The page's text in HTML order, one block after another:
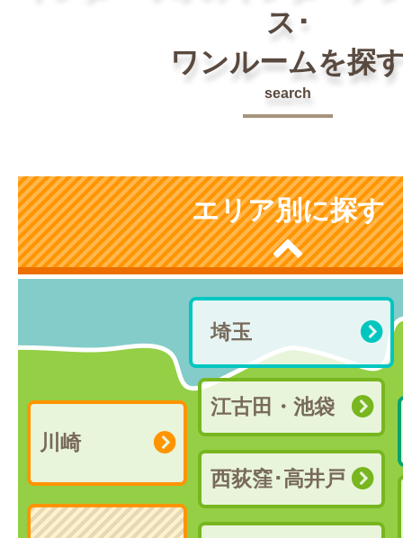
ス･
ワンルームを探
search
エリア別に探す
埼玉
江古田・池袋
西荻窪･高井戸
川崎